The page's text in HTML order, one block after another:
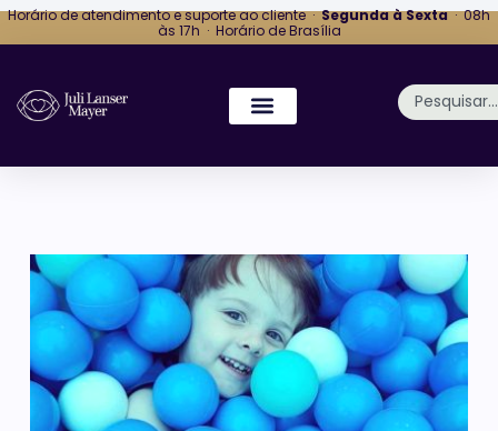
Horário de atendimento e suporte ao cliente ·Segunda à Sexta· 08h
às 17h · Horário de Brasília